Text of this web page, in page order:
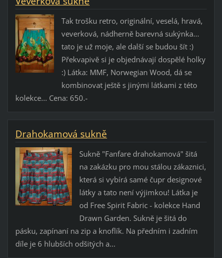
Tak trošku retro, originální, veselá, hravá,
veverková, nádherně barevná sukýnka...
tato je už moje, ale další se budou šít :)
Překvapivě si je objednávají dospělé holky
:) Látka: MMF, Norwegian Wood, dá se
kombinovat ještě s jinými látkami z této
kolekce... Cena: 650.-
Drahokamová sukně
Sukně "Fanfare drahokamová" šitá
na zakázku pro mou stálou zákaznici,
která si vybírá samé čupr designové
látky a tato není výjimkou! Látka je
od Free Spirit Fabric - kolekce Hand
Drawn Garden. Sukně je šitá do
pásku, zapínaní na zip a knoflík. Na předním i zadním
díle je 6 hlubších odšitých a...